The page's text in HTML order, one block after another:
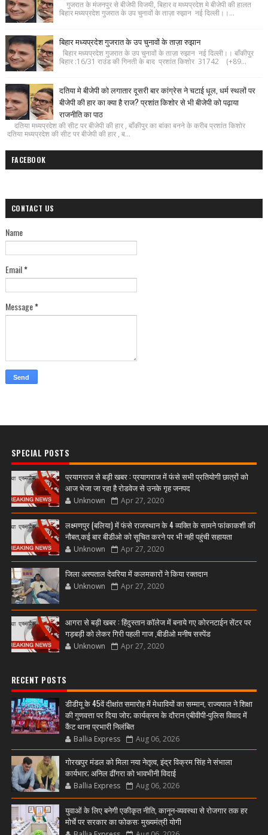
गुजरात के मंजनपुर से बीजेपी विजयी, बिहार व मध्यप्रदेश मे बीजेपी की हालत
बिहार मध्यप्रदेश गुजरात के उप चुनावों के ताज़ा रुझान नई दिल्ली।।...
बिहार मध्यप्रदेश गुजरात के उप चुनावों के ताज़ा रुझान
बिहार मध्यप्रदेश गुजरात के उप चुनावों के ताज़ा रुझान नई दिल्ली।। बाँकीपुर
बिहार :16/31 राउंड की गिनती के बाद प्रशांत किशोर 31742 (+89...
दतिया मे बीजेपी को लगातार दूसरी बार कांग्रेस ने चटाई धूल, धर्म स्थलों पर
बीजेपी की हार का क्या है राज? प्रशांत किशोर से भी बीजेपी को पढ़ाया
राजनीति का पाठ
दतिया मध्यप्रदेश की सीट पर बीजेपी की हार , बाँकीपुर का बांका बनने के करीब प्रशांत किशोर
दतिया मध्यप्रदेश की सीट पर बीजेपी की हार , ब...
FACEBOOK
CONTACT US
Name
Email*
Message*
SPECIAL POSTS
प्रयागराज से बड़ी खबर : प्रयागराज में फंसे सभी प्रतियोगी छात्रों को
आज भेजा जा रहा है रोडवेज से उनके गृह जनपद
Unknown Apr 27, 2020
लक्ष्मणपुर (बलिया) में फंसे राजस्थान के 4 व्यक्ति के सामने फांकाकशी की
नौबत,कई बार बीडीओ को सूचित करने पर भी नही पहुंची सहायता
Unknown Apr 27, 2020
जिला अस्पताल देवरिया में कलमकारों ने किया रक्तदान
Unknown Apr 27, 2020
आगरा से बड़ी खबर : हिंदुस्तान कॉलेज में बनाये गए कोरनटाईन सेंटर पर
गड़बड़ी को लेकर गिरी पहली गाज ,बीडीओ मनीष सस्पेंड
Unknown Apr 27, 2020
RECENT POSTS
डीडीयू के 45वें दीक्षांत समारोह में मेधावियों का सम्मान, राज्यपाल ने शिक्षा
की गुणवत्ता पर दिया जोर; कार्यक्रम के दौरान एबीवीपी-पुलिस विवाद में
कैंट थाना प्रभारी निलंबित
Ballia Express Aug 06, 2026
गोरखपुर मंडल को मिला नया नेतृत्व, इंद्र विक्रम सिंह ने संभाला
कार्यभार; अनिल ढींगरा को भावभीनी विदाई
Ballia Express Aug 06, 2026
युवाओं के लिए बनेगी एकीकृत नीति, कानून-व्यवस्था से रोजगार तक हर
मोर्चे पर सरकार का फोकस: मुख्यमंत्री योगी